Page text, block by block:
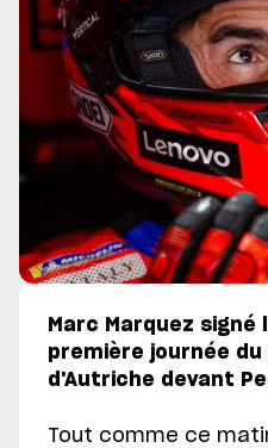
Marc Marquez
première journée du
d'Autriche devant
Tout comme ce